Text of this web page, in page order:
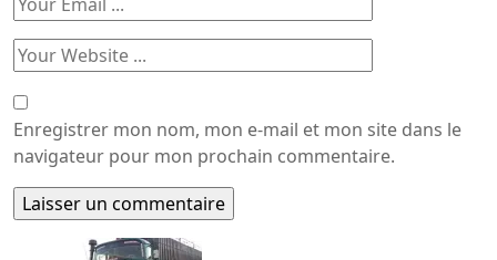
Enregistrer mon nom, mon e-mail et mon site dans le
navigateur pour mon prochain commentaire.